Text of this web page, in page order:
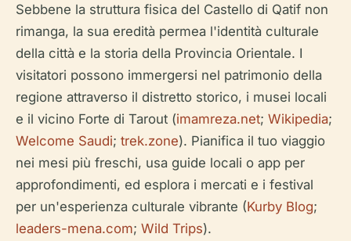
Sebbene la struttura fisica del Castello di Qatif non
rimanga, la sua eredità permea l'identità culturale
della città e la storia della Provincia Orientale. I
visitatori possono immergersi nel patrimonio della
regione attraverso il distretto storico, i musei locali
e il vicino Forte di Tarout (imamreza.net; Wikipedia;
Welcome Saudi; trek.zone). Pianifica il tuo viaggio
nei mesi più freschi, usa guide locali o app per
approfondimenti, ed esplora i mercati e i festival
per un'esperienza culturale vibrante (Kurby Blog;
leaders-mena.com; Wild Trips).